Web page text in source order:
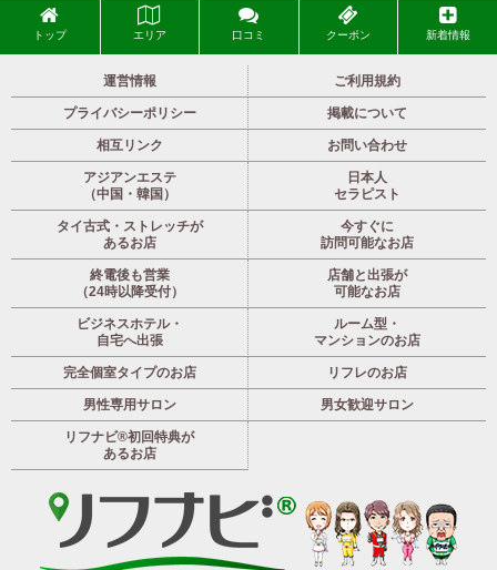
トップ エリア 口コミ クーポン 新着情報
運営情報 ご利用規約
プライバシーポリシー 掲載について
相互リンク お問い合わせ
アジアンエステ
（中国・韓国）
日本人
セラピスト
タイ古式・ストレッチが
あるお店
今すぐに
訪問可能なお店
終電後も営業
（24時以降受付）
店舗と出張が
可能なお店
ビジネスホテル・
自宅へ出張
ルーム型・
マンションのお店
完全個室タイプのお店 リフレのお店
男性専用サロン 男女歓迎サロン
リフナビ®初回特典が
あるお店